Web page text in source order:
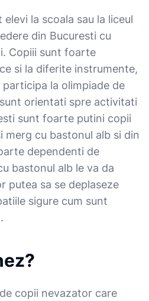
la scoala sau la liceul
din Bucuresti cu
Copiii sunt foarte
si la diferite instrumente,
la olimpiade de
orientati spre activitati
sunt foarte putini copii
merg cu bastonul alb si din
dependenti de
bastonul alb le va da
putea sa se deplaseze
sigure cum sunt
copii nevazator care